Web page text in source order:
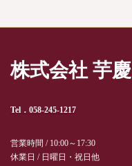
株式会社 芋慶
Tel．058-245-1217
営業時間 / 10:00～17:30
休業日 / 日曜日・祝日他